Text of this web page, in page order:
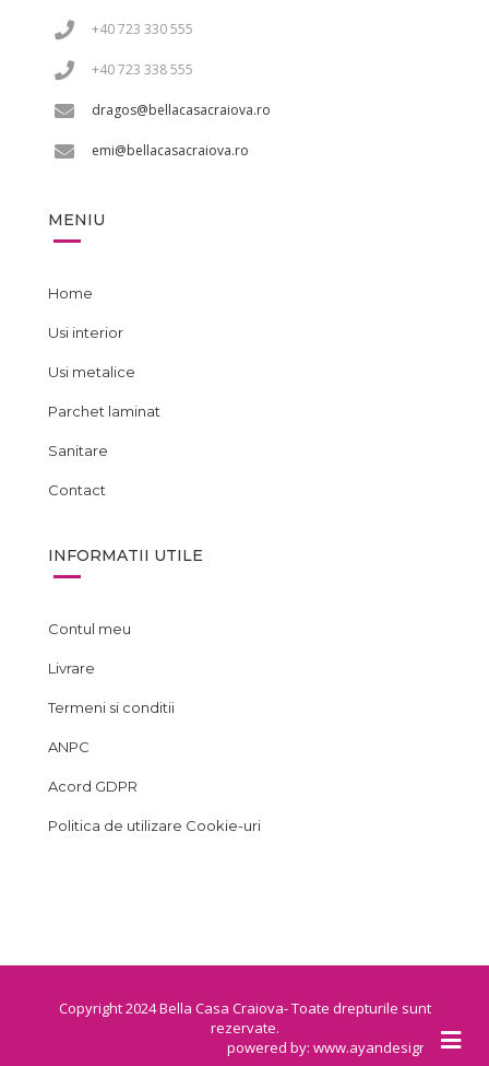
+40 723 330 555
+40 723 338 555
dragos@bellacasacraiova.ro
emi@bellacasacraiova.ro
MENIU
Home
Usi interior
Usi metalice
Parchet laminat
Sanitare
Contact
INFORMATII UTILE
Contul meu
Livrare
Termeni si conditii
ANPC
Acord GDPR
Politica de utilizare Cookie-uri
Copyright 2024 Bella Casa Craiova- Toate drepturile sunt
rezervate.
powered by: www.ayandesign.ro